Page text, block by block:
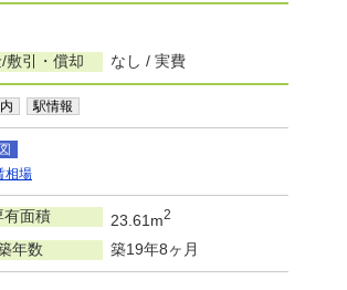
敷引・償却 なし / 実費
駅情報
相場
有面積 23.61m2
年数 築19年8ヶ月